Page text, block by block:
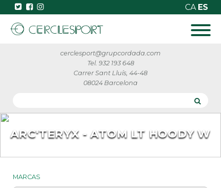
CA ES
cerclesport@grupcordada.com
Tel. 932 193 648
Carrer Sant Lluís, 44-48
08024 Barcelona
ARC'TERYX - ATOM LT HOODY W
MARCAS